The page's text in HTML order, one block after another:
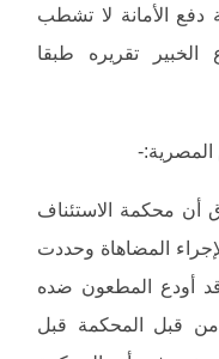
135 وفى حالة دفع الأمانة لا تشطب
الخبير تقريره طبقا
أن محكمة الاستئناف
المضاهاة وحددت
16/1/1992 ، 10/5/1992 وقد أودع المطعون ضده
من قبل المحكمة قبل